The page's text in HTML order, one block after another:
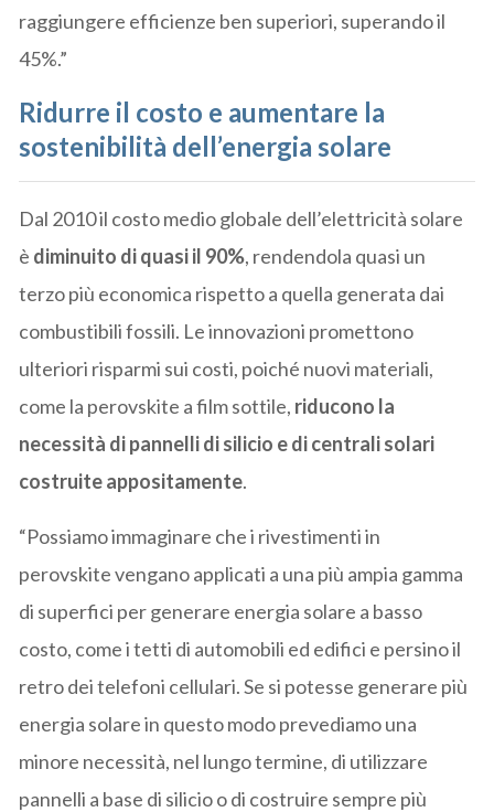
raggiungere efficienze ben superiori, superando il
45%.”
Ridurre il costo e aumentare la
sostenibilità dell’energia solare
Dal 2010 il costo medio globale dell’elettricità solare
è diminuito di quasi il 90%, rendendola quasi un
terzo più economica rispetto a quella generata dai
combustibili fossili. Le innovazioni promettono
ulteriori risparmi sui costi, poiché nuovi materiali,
come la perovskite a film sottile, riducono la
necessità di pannelli di silicio e di centrali solari
costruite appositamente.
“Possiamo immaginare che i rivestimenti in
perovskite vengano applicati a una più ampia gamma
di superfici per generare energia solare a basso
costo, come i tetti di automobili ed edifici e persino il
retro dei telefoni cellulari. Se si potesse generare più
energia solare in questo modo prevediamo una
minore necessità, nel lungo termine, di utilizzare
pannelli a base di silicio o di costruire sempre più